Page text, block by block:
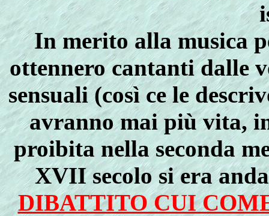
In merito alla musica
ottennero cantanti dalle
sensuali (così ce le
avranno mai più vita,
proibita nella seconda
XVII secolo si era
DIBATTITO CUI